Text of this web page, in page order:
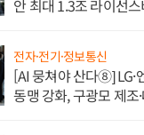
안 최대 1.3조 라이선
전자·전기·정보통신
[AI 뭉쳐야 산다⑧] LG·
동맹 강화, 구광모 제조